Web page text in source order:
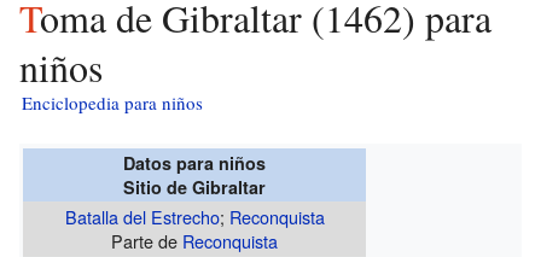
Toma de Gibraltar (1462) para
niños
Enciclopedia para niños
Datos para niños
Sitio de Gibraltar
Batalla del Estrecho; Reconquista
Parte de Reconquista